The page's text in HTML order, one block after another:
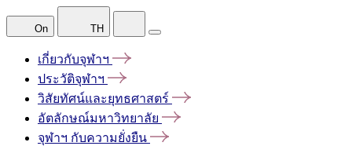
On TH
เกี่ยวกับจุฬาฯ
ประวัติจุฬาฯ
วิสัยทัศน์และยุทธศาสตร์
อัตลักษณ์มหาวิทยาลัย
จุฬาฯ กับความยั่งยืน